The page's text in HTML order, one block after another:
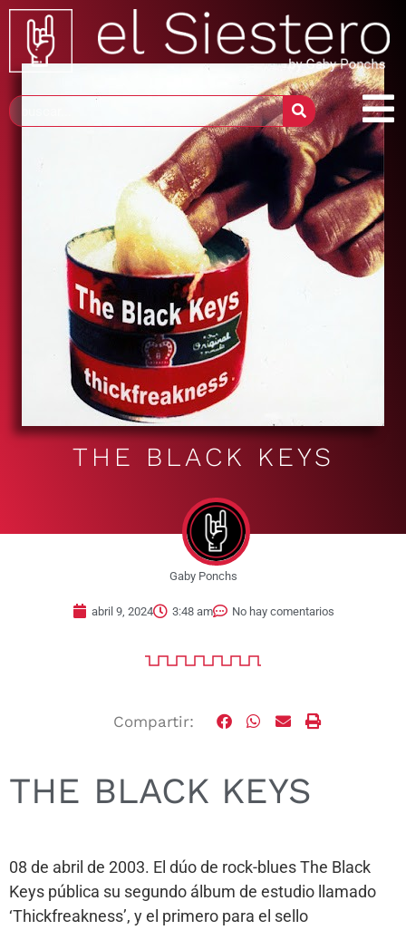
THE BLACK KEYS
Gaby Ponchs
abril 9, 2024 3:48 am No hay comentarios
Compartir:
THE BLACK KEYS
08 de abril de 2003. El dúo de rock-blues The Black
Keys pública su segundo álbum de estudio llamado
‘Thickfreakness’, y el primero para el sello